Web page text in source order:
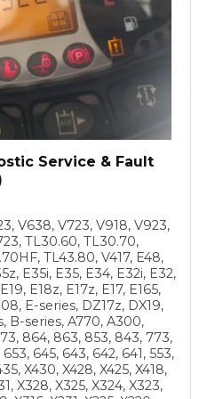
Service & Fault
V638, V723, V918, V923,
TL30.60, TL30.70,
TL43.80, V417, E48,
E35i, E35, E34, E32i, E32,
E18z, E17z, E17, E165,
E-series, DZ17z, DX19,
B-series, A770, A300,
864, 863, 853, 843, 773,
645, 643, 642, 641, 553,
X430, X428, X425, X418,
X328, X325, X324, X323,